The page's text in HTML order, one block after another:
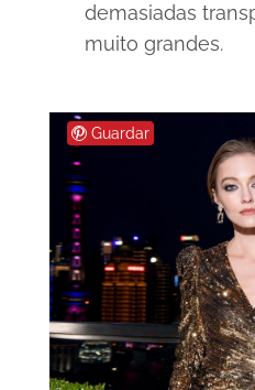
demasiadas
muito grandes.
Guardar